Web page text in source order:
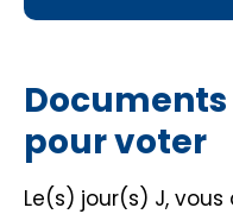
pour voter
Le(s) jour(s) J,